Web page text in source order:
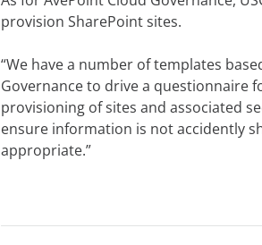
provision SharePoint sites.
“We have a number of templates
Governance to drive a questionnaire
provisioning of sites and associated
ensure information is not accidently
appropriate.”